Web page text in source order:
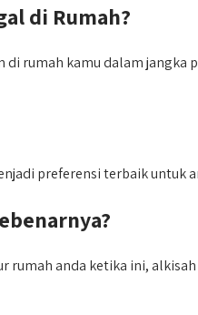
di Rumah?
di rumah kamu dalam
preferensi terbaik untuk
anda ketika ini,